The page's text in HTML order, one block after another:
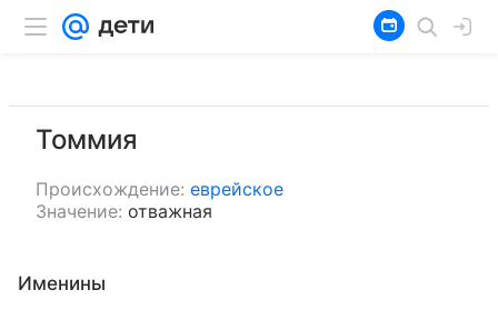
Томмия
Происхождение: еврейское
Значение: отважная
Именины